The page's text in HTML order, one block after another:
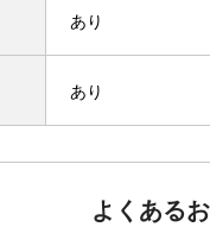
あり
あり
よくある